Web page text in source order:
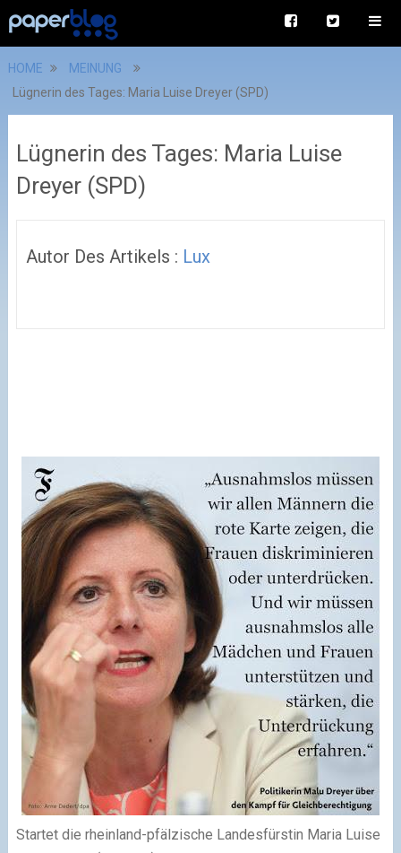
HOME
MEINUNG
Lügnerin des Tages: Maria Luise Dreyer (SPD)
Lügnerin des Tages: Maria Luise
Dreyer (SPD)
Autor Des Artikels : Lux
Startet die rheinland-pfälzische Landesfürstin Maria Luise